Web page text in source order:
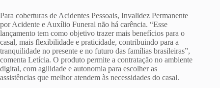
Para coberturas de Acidentes Pessoais, Invalidez Permanente
por Acidente e Auxílio Funeral não há carência. “Esse
lançamento tem como objetivo trazer mais benefícios para o
casal, mais flexibilidade e praticidade, contribuindo para a
tranquilidade no presente e no futuro das famílias brasileiras”,
comenta Letícia. O produto permite a contratação no ambiente
digital, com agilidade e autonomia para escolher as
assistências que melhor atendem às necessidades do casal.